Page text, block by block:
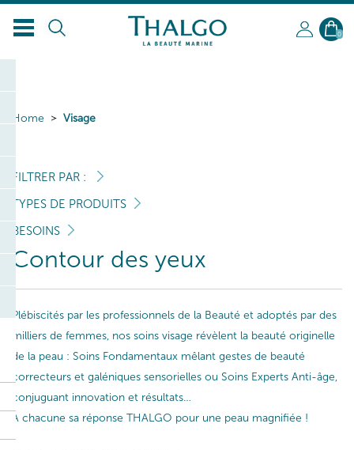
0
Home Visage
FILTRER PAR :
TYPES DE PRODUITS
BESOINS
Contour des yeux
Plébiscités par les professionnels de la Beauté et adoptés par des
milliers de femmes, nos soins visage révèlent la beauté originelle
de la peau : Soins Fondamentaux mêlant gestes de beauté
correcteurs et galéniques sensorielles ou Soins Experts Anti-âge,
conjuguant innovation et résultats…
A chacune sa réponse THALGO pour une peau magnifiée !